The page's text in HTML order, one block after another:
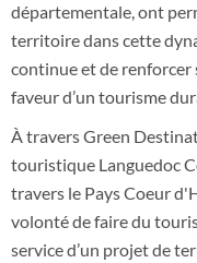
départementale, ont
territoire dans cette
continue et de renforcer
faveur d’un tourisme
À travers Green
touristique Languedoc
travers le Pays Coeur
volonté de faire du
service d’un projet de